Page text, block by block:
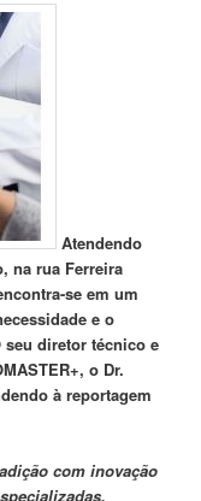
Atendendo
na rua Ferreira
se em um
e o
seu diretor técnico e
o Dr.
à reportagem
com inovação